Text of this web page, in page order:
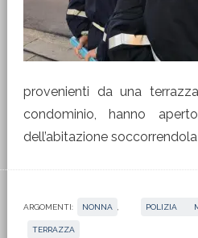
provenienti da una
condominio, hanno
dell’abitazione soccorrendola
ARGOMENTI: NONNA POLIZIA
TERRAZZA